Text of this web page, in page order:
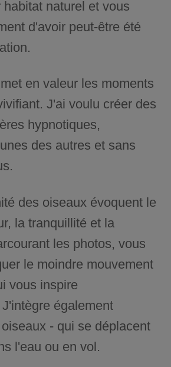
naturel et vous
d'avoir peut-être été
en valeur les moments
J'ai voulu créer des
hypnotiques,
des autres et sans
des oiseaux évoquent le
la tranquillité et la
les photos, vous
le moindre mouvement
vous inspire
également
- qui se déplacent
l'eau ou en vol.